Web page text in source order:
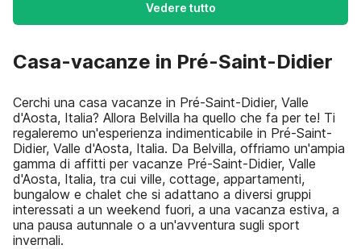
Vedere tutto
Casa-vacanze in Pré-Saint-Didier
Cerchi una casa vacanze in Pré-Saint-Didier, Valle
d'Aosta, Italia? Allora Belvilla ha quello che fa per te! Ti
regaleremo un'esperienza indimenticabile in Pré-Saint-
Didier, Valle d'Aosta, Italia. Da Belvilla, offriamo un'ampia
gamma di affitti per vacanze Pré-Saint-Didier, Valle
d'Aosta, Italia, tra cui ville, cottage, appartamenti,
bungalow e chalet che si adattano a diversi gruppi
interessati a un weekend fuori, a una vacanza estiva, a
una pausa autunnale o a un'avventura sugli sport
invernali.